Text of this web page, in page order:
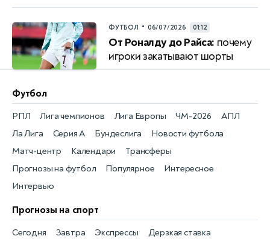
ФУТБОЛ • 06/07/2026 01:12
От Роналду до Райса: почему
игроки закатывают шорты
Футбол
Новости футбола
РПЛ
Матч-центр
Лига чемпионов
Календари
Лига Европы
Трансферы
ЧМ-2026
Прогнозы на футбол
АПЛ
Популярное
Ла Лига
Интересное
Серия А
Интервью
Бундеслига
Прогнозы на спорт
Сегодня
Завтра Экспрессы Дерзкая ставка